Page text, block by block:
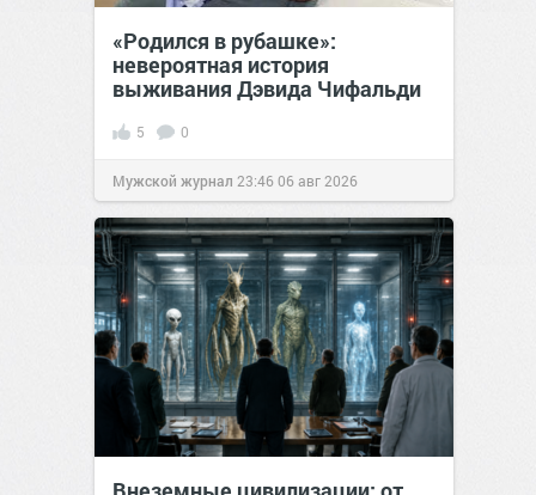
«Родился в рубашке»:
невероятная история
выживания Дэвида Чифальди
5 0
Мужской журнал 23:4606 авг 2026